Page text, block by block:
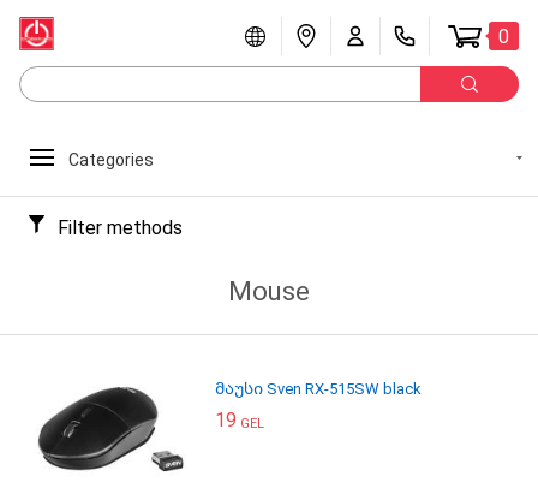
0
Categories
Filter methods
Mouse
მაუსი Sven RX-515SW black
19 GEL